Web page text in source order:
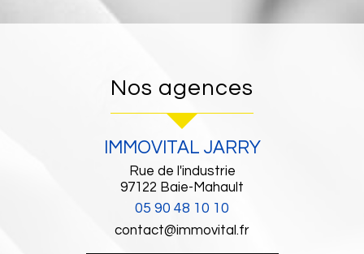
nos agences
IMMOVITAL JARRY
Rue de l'industrie
97122 Baie-Mahault
05 90 48 10 10
contact@immovital.fr